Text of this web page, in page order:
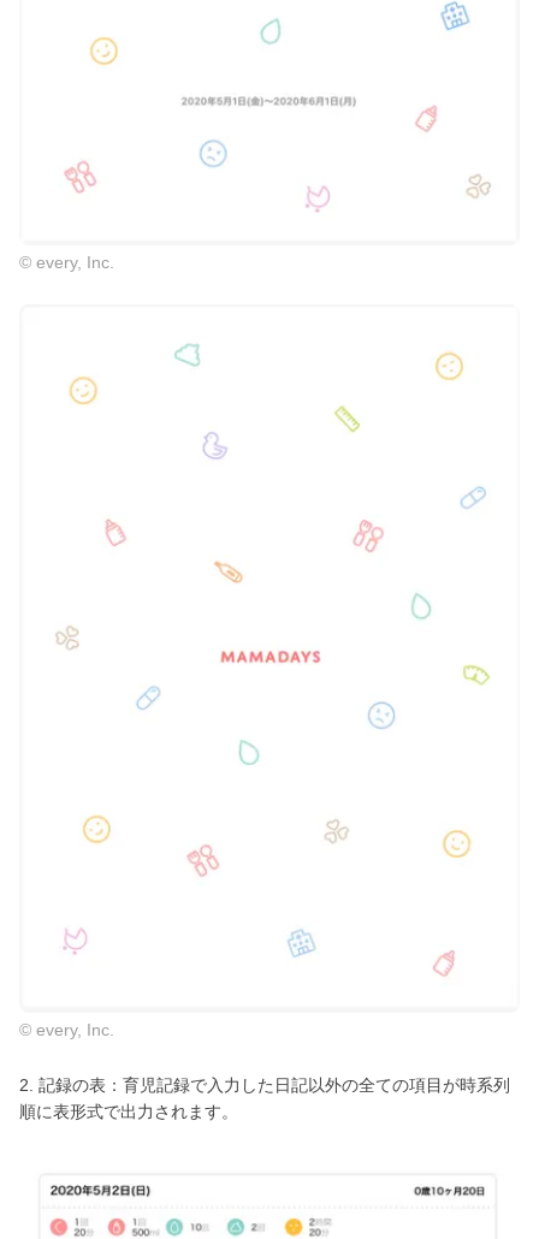
© every, Inc.
© every, Inc.
2. 記録の表：育児記録で入力した日記以外の全ての項目が時系列
順に表形式で出力されます。